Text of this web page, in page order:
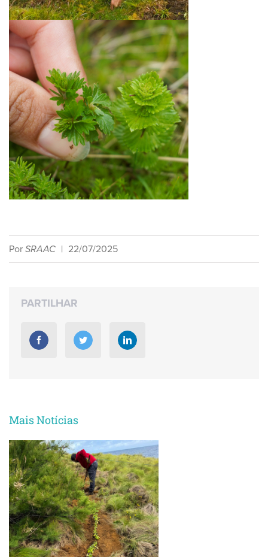
Por SRAAC | 22/07/2025
PARTILHAR
Mais Notícias